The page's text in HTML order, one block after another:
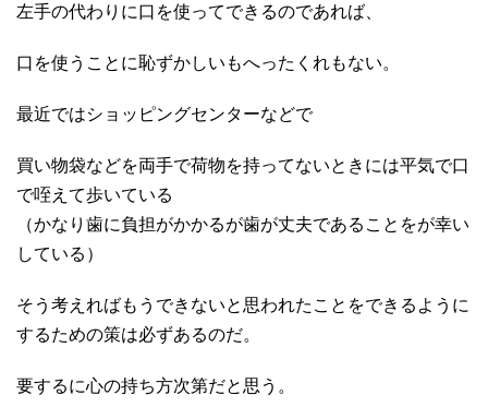
左手の代わりに口を使ってできるのであれば、
口を使うことに恥ずかしいもへったくれもない。
最近ではショッピングセンターなどで
買い物袋などを両手で荷物を持ってないときには平気で口
で咥えて歩いている
（かなり歯に負担がかかるが歯が丈夫であることをが幸い
している）
そう考えればもうできないと思われたことをできるように
するための策は必ずあるのだ。
要するに心の持ち方次第だと思う。